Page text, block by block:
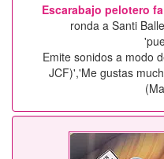
Escarabajo pelotero
ronda a Santi
Emite sonidos a modo
JCF)','Me gustas